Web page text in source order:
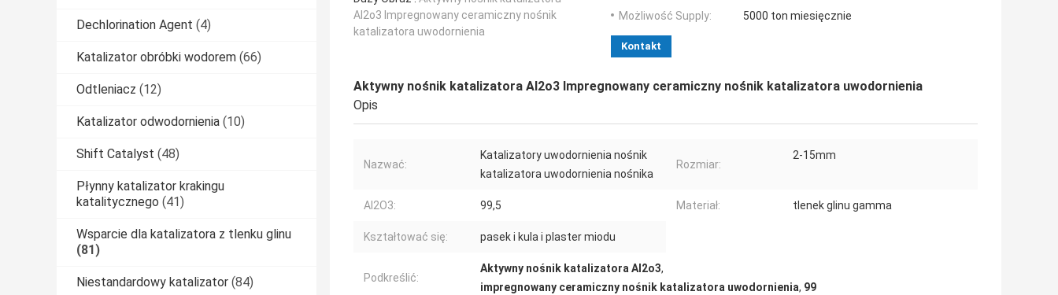
Dechlorination Agent (4)
Katalizator obróbki wodorem (66)
Odtleniacz (12)
Katalizator odwodornienia (10)
Shift Catalyst (48)
Płynny katalizator krakingu
katalitycznego (41)
Wsparcie dla katalizatora z tlenku glinu
(81)
Niestandardowy katalizator (84)
Al2o3 Impregnowany ceramiczny nośnik
katalizatora uwodornienia
Możliwość Supply:
5000 ton miesięcznie
Kontakt
Aktywny nośnik katalizatora Al2o3 Impregnowany ceramiczny nośnik katalizatora uwodornienia
Opis
Nazwać:
Katalizatory uwodornienia nośnik
katalizatora uwodornienia nośnika
Rozmiar:
2-15mm
Al2O3: 99,5 Materiał: tlenek glinu gamma
Kształtować się: pasek i kula i plaster miodu
Podkreślić:
Aktywny nośnik katalizatora Al2o3,
impregnowany ceramiczny nośnik katalizatora uwodornienia, 99